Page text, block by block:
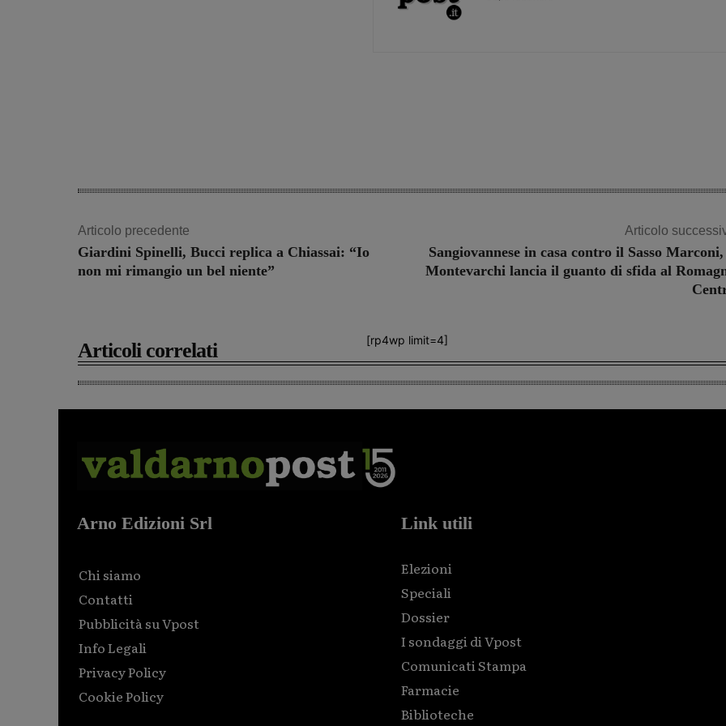
Articolo precedente
Giardini Spinelli, Bucci replica a Chiassai: “Io
non mi rimangio un bel niente”
Articolo
Sangiovannese in casa contro il Sasso
Montevarchi lancia il guanto di sfida al
[rp4wp limit=4]
Articoli correlati
Arno Edizioni Srl
Chi siamo
Contatti
Pubblicità su Vpost
Info Legali
Privacy Policy
Cookie Policy
Link utili
Elezioni
Speciali
Dossier
I sondaggi di Vpost
Comunicati Stampa
Farmacie
Biblioteche